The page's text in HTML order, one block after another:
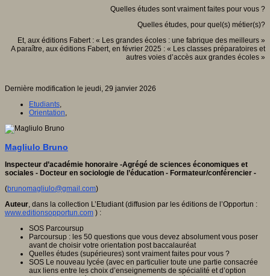
Quelles études sont vraiment faites pour vous ?
Quelles études, pour quel(s) métier(s)?
Et, aux éditions Fabert : « Les grandes écoles : une fabrique des meilleurs »
A paraître, aux éditions Fabert, en février 2025 : « Les classes préparatoires et
autres voies d’accès aux grandes écoles »
Dernière modification le jeudi, 29 janvier 2026
Etudiants,
Orientation,
Magliulo Bruno
Inspecteur d’académie honoraire -Agrégé de sciences économiques et
sociales - Docteur en sociologie de l’éducation - Formateur/conférencier -
(brunomagliulo@gmail.com)
Auteur, dans la collection L’Etudiant (diffusion par les éditions de l’Opportun :
www.editionsopportun.com ) :
SOS Parcoursup
Parcoursup : les 50 questions que vous devez absolument vous poser
avant de choisir votre orientation post baccalauréat
Quelles études (supérieures) sont vraiment faites pour vous ?
SOS Le nouveau lycée (avec en particulier toute une partie consacrée
aux liens entre les choix d’enseignements de spécialité et d’option